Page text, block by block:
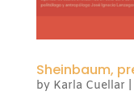
Sheinbaum,
by Karla Cuellar